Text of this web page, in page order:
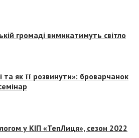
громаді вимикатимуть світло
та як її розвинути»: броварчанок
у КІП «ТепЛиця», сезон 2022